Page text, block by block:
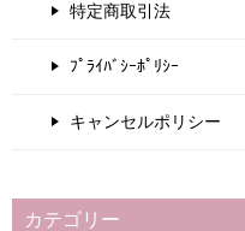
特定商取引法
ﾌﾟﾗｲﾊﾞｼｰﾎﾟﾘｼｰ
キャンセルポリシー
カテゴリー